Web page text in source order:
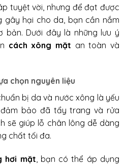
tuyệt vời, nhưng để đạt được
gây hại cho da, bạn cần nắm
bản. Dưới đây là những lưu ý
cách xông mặt an toàn và
chọn nguyên liệu
bị da và nước xông là yếu
bảo đã tẩy trang và rửa
sẽ giúp lỗ chân lông dễ dàng
chất tối đa.
hơi mặt, bạn có thể áp dụng